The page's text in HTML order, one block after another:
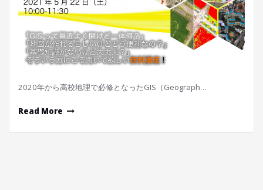
2020年から高校地理で必修となったGIS（Geograph…
Read More